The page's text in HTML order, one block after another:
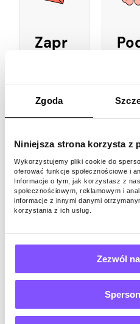
Zgoda
Niniejsza strona korzysta z
Wykorzystujemy pliki cookie do
oferować funkcje społecznościowe i
Informacje o tym, jak korzystasz z
społecznościowym, reklamowym i
informacje z innymi danymi
korzystania z ich usług.
Zezwól
Zapr
znajo
myc
Pawn
s.ap
p
pieniądze,
Ty, i
ą
zą
t
p